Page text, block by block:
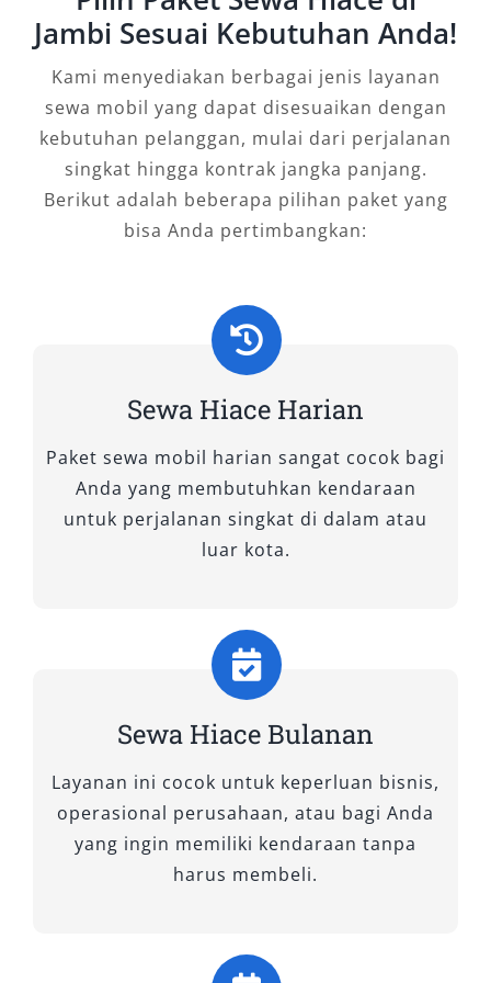
Dengan segala keunggulan yang ditawarkan,
tidak berlebihan jika dikatakan bahwa sewa
mobil Hiace Jambi merupakan pilihan
transportasi yang sangat dibutuhkan untuk
berbagai perjalanan di wilayah ini. Baik untuk
keperluan pribadi, keluarga, instansi, atau
Jika Anda mencari layanan
rental Hiace Jambi
yang profesional dan terpercaya
pertimbangkan Salsa Wisata sebagai mitra
Commuter dan Hiace Premio Luxury dalam
kondisi prima, lengkap dengan pilihan sewa
harian, bulanan, lepas kunci, hingga antar
jemput Bandara Sultan Thaha Saifuddin.
dengan Hiace terbaik di Jambi.
Tipe Mobil Hiace yang Kami
Sewakan
Jika Anda mencari kendaraan dengan kapasitas
besar, kenyamanan optimal, dan performa
handal untuk kebutuhan perjalanan
beragam tipe mobil keluarga besar dari lini
Jambi Sesuai Kebutuhan Anda!
Kami menyediakan berbagai jenis layanan
sewa mobil yang dapat disesuaikan dengan
kebutuhan pelanggan, mulai dari perjalanan
singkat hingga kontrak jangka panjang.
Berikut adalah beberapa pilihan paket yang
bisa Anda pertimbangkan:
Sewa Hiace Harian
Paket sewa mobil harian sangat cocok bagi
Anda yang membutuhkan kendaraan
untuk perjalanan singkat di dalam atau
luar kota.
Sewa Hiace Bulanan
Layanan ini cocok untuk keperluan bisnis,
operasional perusahaan, atau bagi Anda
yang ingin memiliki kendaraan tanpa
harus membeli.